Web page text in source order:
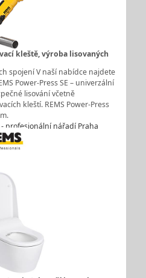
kleště, výroba lisovaných
spojení V naší nabídce najdete
Power-Press SE – univerzální
lisování včetně
kleští. REMS Power-Press
- profesionální nářadí Praha